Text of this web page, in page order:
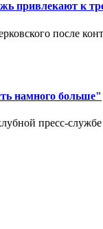
привлекают к
после
намного больше"
пресс-